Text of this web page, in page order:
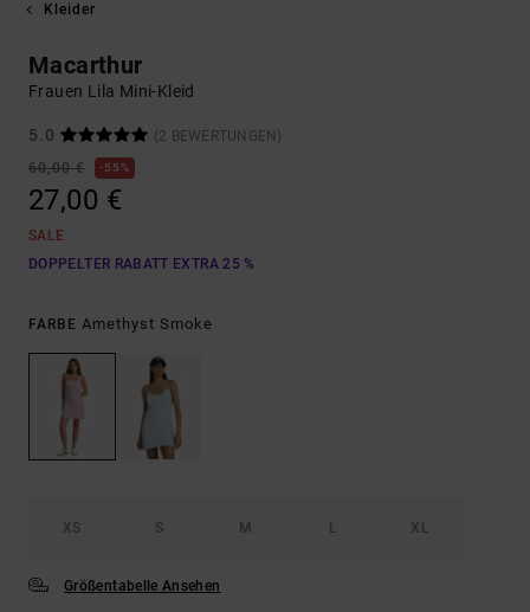
Kleider
Macarthur
Frauen Lila Mini-Kleid
5.0
(2 BEWERTUNGEN)
60,00 €
55%
27,00 €
SALE
DOPPELTER RABATT EXTRA 25 %
FARBE Amethyst Smoke
XS S M L XL
Größentabelle Ansehen